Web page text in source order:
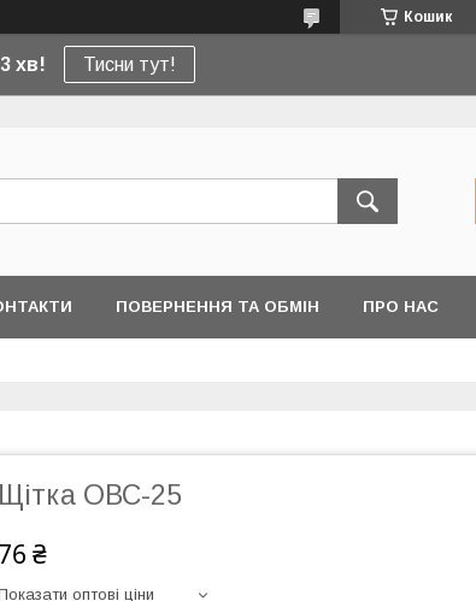
Кошик
хв! Тисни тут!
ПОВЕРНЕННЯ ТА ОБМІН ПРО НАС
Щітка ОВС-25
76 ₴
оптові ціни